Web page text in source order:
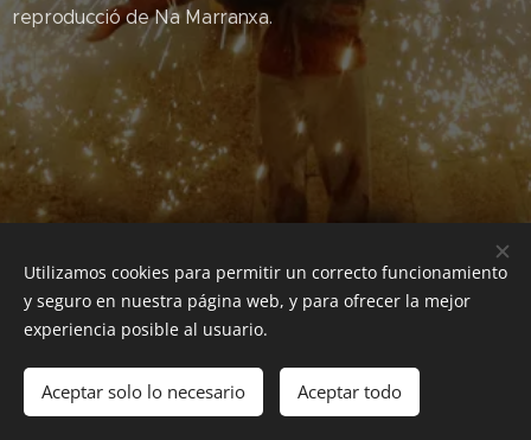
reproducció de Na Marranxa.
Balears
Creado conWebnode Cookies
Utilizamos cookies para permitir un correcto funcionamiento
y seguro en nuestra página web, y para ofrecer la mejor
experiencia posible al usuario.
Aceptar solo lo necesario Aceptar todo